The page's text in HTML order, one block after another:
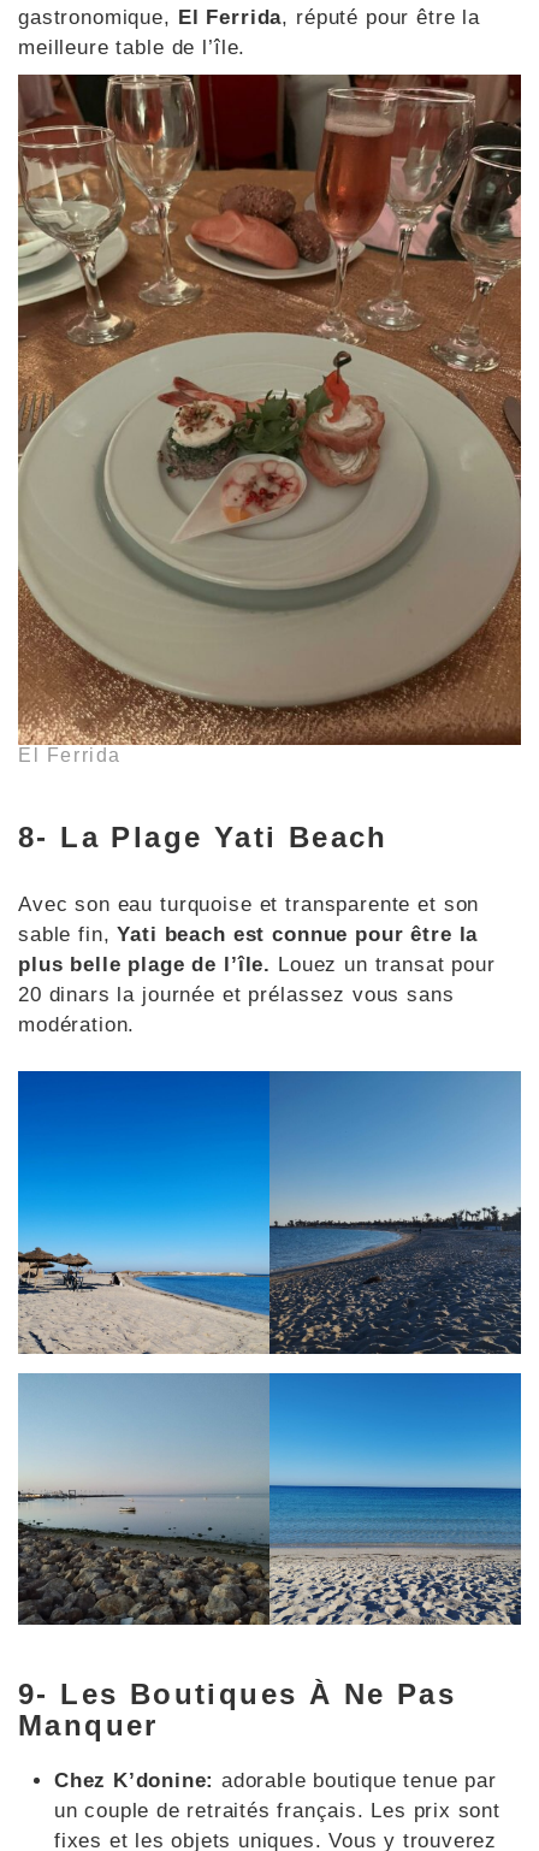
gastronomique, El Ferrida, réputé pour être la
meilleure table de l’île.
El Ferrida
8- La Plage Yati Beach
Avec son eau turquoise et transparente et son
sable fin,Yati beach est connue pour être la
plus belle plage de l’île. Louez un transat pour
20 dinars la journée et prélassez vous sans
modération.
9- Les Boutiques À Ne Pas
Manquer
Chez K’donine: adorable boutique tenue par
un couple de retraités français. Les prix sont
fixes et les objets uniques. Vous y trouverez